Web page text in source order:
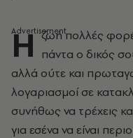
Η ζωή πολλές
πάντα ο δικός
αλλά ούτε και
λογαριασμοί σε
συνήθως να τρέχεις
για εσένα να είναι